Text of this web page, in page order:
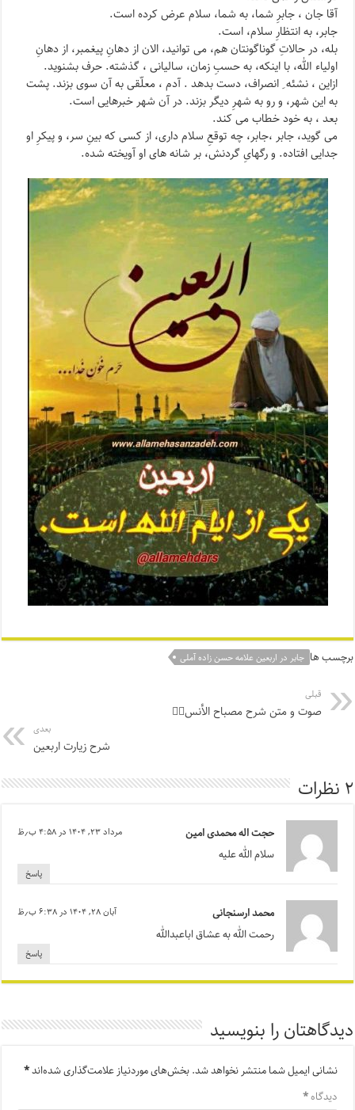
آقا جان ، جابرِ شما، به شما، سلام عرض کرده است.
جابر، به انتظارِ سلام، است.
بله، در حالاتِ گوناگونتان هم، می توانید، الان از دهانِ پیغمبر، از دهانِ
اولیاء الله، با اینکه، به حسبِ زمان، سالیانی ، گذشته. حرف بشنوید.
ازاین ، نشئه ِ انصراف، دست بدهد . آدم ، معلّقی به آن سوی بزند. پشت
به این شهر، و رو به شهرِ دیگر بزند. در آن شهر خبرهایی است.
بعد ، به خود خطاب می کند.
می گوید، جابر ،جابر، چه توقعِ سلام داری، از کسی که بینِ سر، و پیکرِ او
جدایی افتاده. و رگهایِ گردنش، بر شانه های او آویخته شده.
برچسب ها جابر در اربعین علامه حسن زاده آملی
قبلی
صوت و متن شرح مصباح الأنس۴️⃣
بعدی
شرح زیارت اربعین
۲ نظرات
حجت اله محمدی امین مرداد ۲۳, ۱۴۰۴ در ۴:۵۸ ب٫ظ
سلام الله علیه
پاسخ
محمد ارسنجانی آبان ۲۸, ۱۴۰۴ در ۶:۳۸ ب٫ظ
رحمت الله به عشاق اباعبدالله
پاسخ
دیدگاهتان را بنویسید
نشانی ایمیل شما منتشر نخواهد شد.بخش‌های موردنیاز علامت‌گذاری شده‌اند*
دیدگاه*